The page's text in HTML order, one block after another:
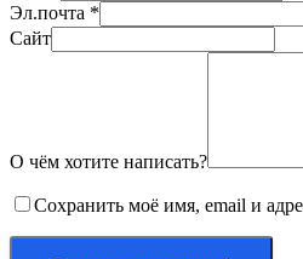
Эл.почта *
Сайт
О чём хотите написать?
Сохранить моё имя, email и